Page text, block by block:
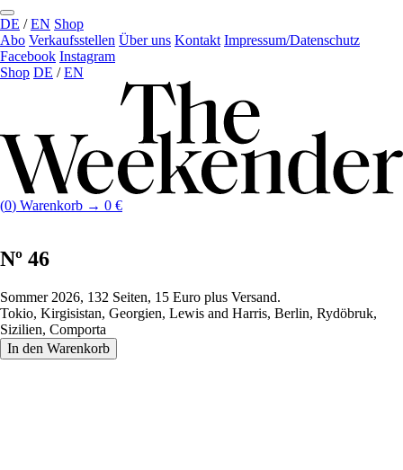
DE /EN Shop
Abo Verkaufs­stellen Über uns Kontakt Impressum/Datenschutz
Facebook Instagram
Shop DE /EN
(0) Warenkorb → 0 €
Nº 46
Sommer 2026, 132 Seiten, 15 Euro plus Versand.
Tokio, Kirgisistan, Georgien, Lewis and Harris, Berlin, Rydöbruk,
Sizilien, Comporta
In den Warenkorb